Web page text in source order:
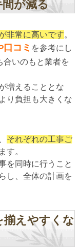
が減る
非常に高いです。
コミ を参考にし
合いのもと業者を
増えることとな
り負担も大きくな
それぞれの工事ご
す。
を同時に行うこと
し、全体の計画を
えやすくな